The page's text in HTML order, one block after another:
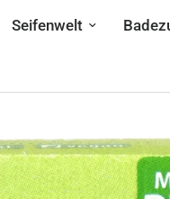
Seifenwelt